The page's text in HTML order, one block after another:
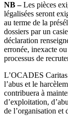
NB –Les pièces
légalisées seront
au terme de la
dossiers par un
déclaration
erronée, inexacte
processus de
L’OCADES
l’abus et le
contribuera à
d’exploitation,
de l’organisation et